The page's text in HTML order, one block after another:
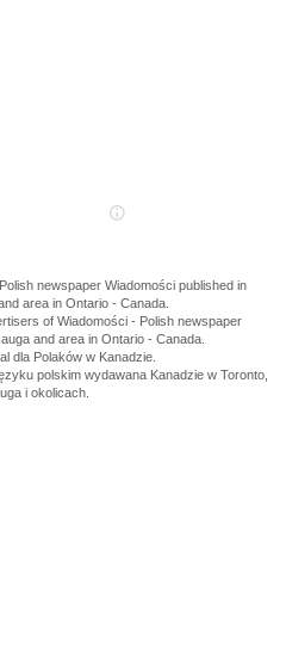
newspaper Wiadomości published in
area in Ontario - Canada.
of Wiadomości - Polish newspaper
and area in Ontario - Canada.
dla Polaków w Kanadzie.
polskim wydawana Kanadzie w Toronto,
i okolicach.